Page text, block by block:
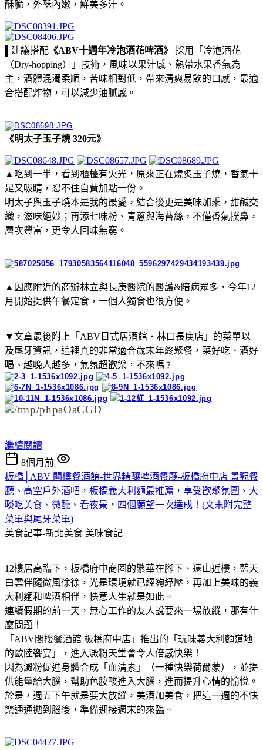
酥脆，外酥內嫩，鮮美多汁。
▌建議搭配 《ABV十週年冷泡酒花啤酒》
採用「冷泡酒花
（Dry-hopping）」技術，風味以果汁感、熱帶水果香氣為
主，酒體混濁柔順，苦味相對低，帶來清爽易飲的口感，最適
合搭配炸物，可以減少油膩感。
《明太子玉子燒 320元》
▲吃到一半，看到櫃檯有火光，原來正在燒炙玉子燒，香氣十
足又吸睛，忍不住自費加點一份。
明太子與玉子燒本是我的最愛，結合後更是美味加乘，甜鹹交
織，滋味絕妙；再添七味粉、青蔥與海苔絲，不僅香氣撲鼻，
層次豐富，更令人回味無窮。
▲因應附近的商辦林立與長庚醫院的醫護&陪病眾多，今年12
月開始提供午餐定食，一個人獨食也很方便。
▼文章最後附上「ABV日式居酒館・林口長庚店」的菜單以
及尾牙資訊，這裡真的非常適合歲末年終聚餐，菜好吃、酒好
喝、越晚人越多，氣氛超歡樂，不來嗎 ？
繼續閱讀
8個月前
板橋│ABV 閣樓餐酒館-世界精釀啤酒餐廳-板橋府中店 景觀餐
廳、高空戶外酒吧，板橋義大利麵最推薦，享受歡聚氛圍、大
啖吃美食、微醺、看夜景，四個願望一次達成！(文末附完整
菜單與尾牙菜單)
美食記事-新北美食 美味食記
12樓居高臨下，板橋府中商圈的繁華在腳下、遠山近樓，藍天
白雲伴隨微風徐徐，光是環境就已經夠紓壓，再加上美味的義
大利麵和啤酒相伴，快意人生就是如此。
連續假期的前一天，無心工作的友人說要來一場放縱，那有什
麼問題！
「ABV閣樓餐酒館 板橋府中店」推出的「玩味義大利麵道地
的歐陸饗宴」，進入澱粉天堂會令人倍感快樂！
因為澱粉促進身體合成「血清素」（一種快樂荷爾蒙），並提
供能量給大腦，幫助色胺酸進入大腦，進而提升心情的愉悅。
於是，週五下午就是要大放縱，美酒加美食，把這一週的不快
樂通通拋到腦後，準備迎接週末的來臨。